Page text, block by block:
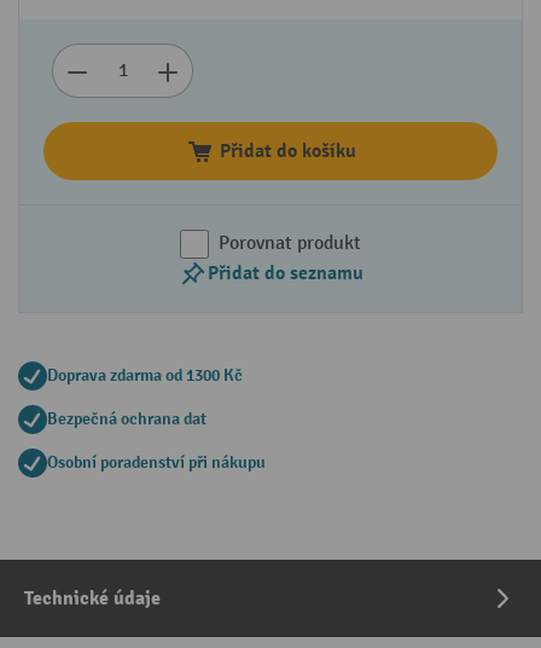
Přidat do košíku
Porovnat produkt
Přidat do seznamu
Doprava zdarma od 1300 Kč
Bezpečná ochrana dat
Osobní poradenství při nákupu
Technické údaje